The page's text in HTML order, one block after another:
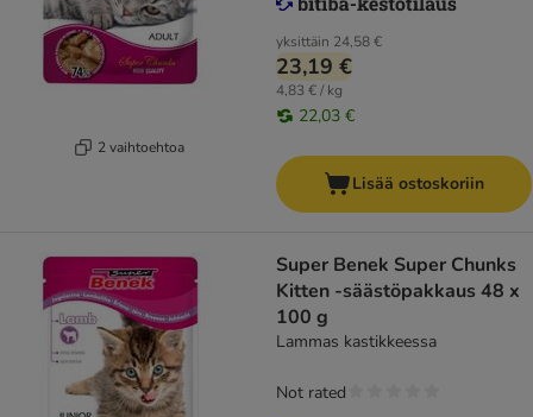
2 vaihtoehtoa
yksittäin 24,58 €
23,19 €
4,83 € / kg
22,03 €
Lisää ostoskoriin
Super Benek Super Chunks
Kitten -säästöpakkaus 48 x
100 g
Lammas kastikkeessa
Not rated